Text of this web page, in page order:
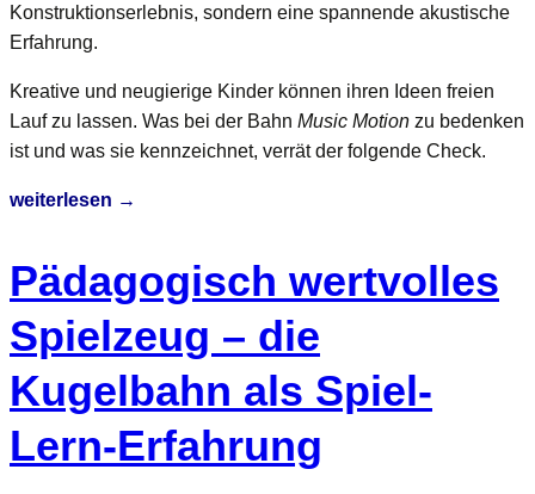
Konstruktionserlebnis, sondern eine spannende akustische
Erfahrung.
Kreative und neugierige Kinder können ihren Ideen freien
Lauf zu lassen. Was bei der Bahn Music Motion zu bedenken
ist und was sie kennzeichnet, verrät der folgende Check.
Kugelbahn
Motion
(E6012)
im
Check
weiterlesen →
Pädagogisch wertvolles
Spielzeug – die
Kugelbahn als Spiel-
Lern-Erfahrung